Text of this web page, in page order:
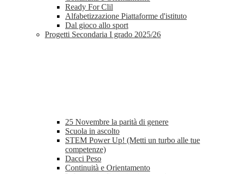
Ready For Clil
Alfabetizzazione Piattaforme d'istituto
Dal gioco allo sport
Progetti Secondaria I grado 2025/26
25 Novembre la parità di genere
Scuola in ascolto
STEM Power Up! (Metti un turbo alle tue
competenze)
Dacci Peso
Continuità e Orientamento